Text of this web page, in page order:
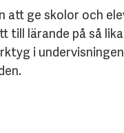
att ge skolor och
till lärande på så
i